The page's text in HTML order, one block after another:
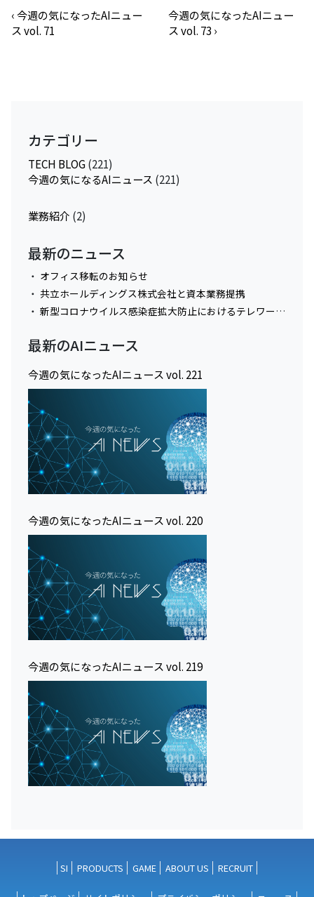
‹今週の気になったAIニュー
ス vol. 71
今週の気になったAIニュー
ス vol. 73 ›
カテゴリー
TECH BLOG(221)
今週の気になるAIニュース (221)
業務紹介 (2)
最新のニュース
オフィス移転のお知らせ
共立ホールディングス株式会社と資本業務提携
新型コロナウイルス感染症拡大防止におけるテレワーク実施に関してのお知らせ
最新のAIニュース
今週の気になったAIニュース vol. 221
今週の気になったAIニュース vol. 220
今週の気になったAIニュース vol. 219
SI PRODUCTS GAME ABOUT US RECRUIT